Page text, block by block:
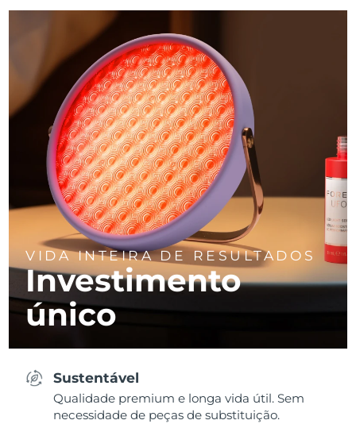
VIDA INTEIRA DE RESULTADOS
Investimento
único
Sustentável
Qualidade premium e longa vida útil. Sem
necessidade de peças de substituição.